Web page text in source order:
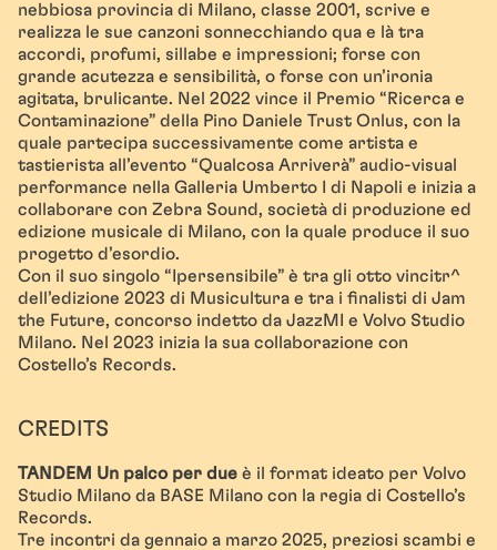
nebbiosa provincia di Milano, classe 2001, scrive e
realizza le sue canzoni sonnecchiando qua e là tra
accordi, profumi, sillabe e impressioni; forse con
grande acutezza e sensibilità, o forse con un’ironia
agitata, brulicante. Nel 2022 vince il Premio “Ricerca e
Contaminazione” della Pino Daniele Trust Onlus, con la
quale partecipa successivamente come artista e
tastierista all’evento “Qualcosa Arriverà” audio-visual
performance nella Galleria Umberto I di Napoli e inizia a
collaborare con Zebra Sound, società di produzione ed
edizione musicale di Milano, con la quale produce il suo
progetto d’esordio.
Con il suo singolo “Ipersensibile” è tra gli otto vincitr^
dell’edizione 2023 di Musicultura e tra i finalisti di Jam
the Future, concorso indetto da JazzMI e Volvo Studio
Milano. Nel 2023 inizia la sua collaborazione con
Costello’s Records.
CREDITS
TANDEM Un palco per due è il format ideato per Volvo
Studio Milano da BASE Milano con la regia di Costello’s
Records.
Tre incontri da gennaio a marzo 2025, preziosi scambi e